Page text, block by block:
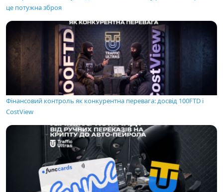
це потужна зброя
Фінансовий контроль як конкурентна перевага: досвід 100FTD і
CostView